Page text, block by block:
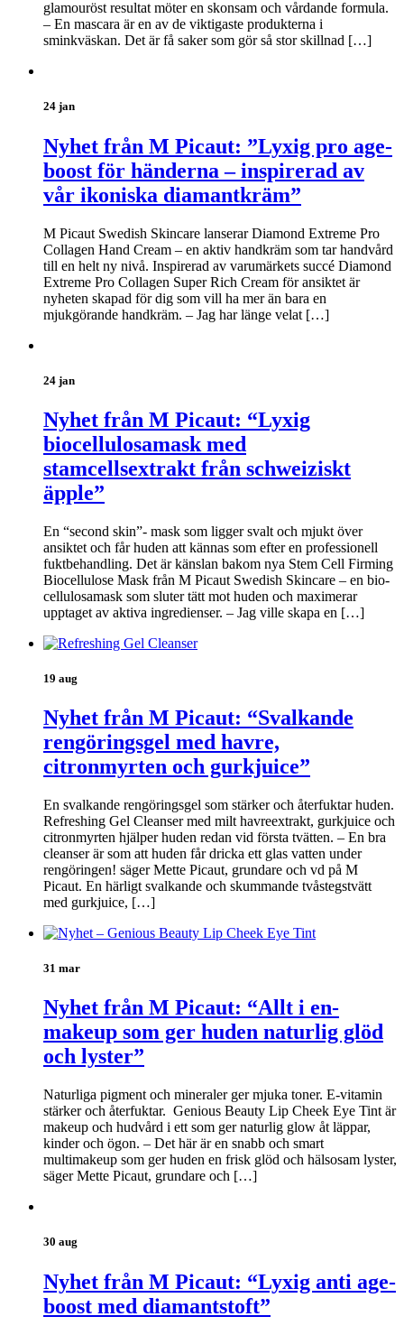
glamouröst resultat möter en skonsam och vårdande formula.
– En mascara är en av de viktigaste produkterna i
sminkväskan. Det är få saker som gör så stor skillnad […]
24 jan
Nyhet från M Picaut: ”Lyxig pro age-
boost för händerna – inspirerad av
vår ikoniska diamantkräm”
M Picaut Swedish Skincare lanserar Diamond Extreme Pro
Collagen Hand Cream – en aktiv handkräm som tar handvård
till en helt ny nivå. Inspirerad av varumärkets succé Diamond
Extreme Pro Collagen Super Rich Cream för ansiktet är
nyheten skapad för dig som vill ha mer än bara en
mjukgörande handkräm. – Jag har länge velat […]
24 jan
Nyhet från M Picaut: “Lyxig
biocellulosamask med
stamcellsextrakt från schweiziskt
äpple”
En “second skin”- mask som ligger svalt och mjukt över
ansiktet och får huden att kännas som efter en professionell
fuktbehandling. Det är känslan bakom nya Stem Cell Firming
Biocellulose Mask från M Picaut Swedish Skincare – en bio-
cellulosamask som sluter tätt mot huden och maximerar
upptaget av aktiva ingredienser. – Jag ville skapa en […]
19 aug
Nyhet från M Picaut: “Svalkande
rengöringsgel med havre,
citronmyrten och gurkjuice”
En svalkande rengöringsgel som stärker och återfuktar huden.
Refreshing Gel Cleanser med milt havreextrakt, gurkjuice och
citronmyrten hjälper huden redan vid första tvätten. – En bra
cleanser är som att huden får dricka ett glas vatten under
rengöringen! säger Mette Picaut, grundare och vd på M
Picaut. En härligt svalkande och skummande tvåstegstvätt
med gurkjuice, […]
31 mar
Nyhet från M Picaut: “Allt i en-
makeup som ger huden naturlig glöd
och lyster”
Naturliga pigment och mineraler ger mjuka toner. E-vitamin
stärker och återfuktar. Genious Beauty Lip Cheek Eye Tint är
makeup och hudvård i ett som ger naturlig glow åt läppar,
kinder och ögon. – Det här är en snabb och smart
multimakeup som ger huden en frisk glöd och hälsosam lyster,
säger Mette Picaut, grundare och […]
30 aug
Nyhet från M Picaut: “Lyxig anti age-
boost med diamantstoft”